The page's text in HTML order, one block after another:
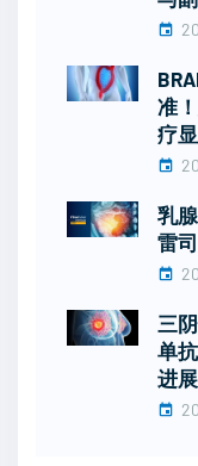
准
疗
乳
雷
三
单
进